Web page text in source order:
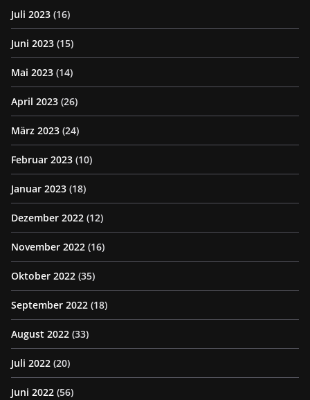
Juli 2023 (16)
Juni 2023 (15)
Mai 2023 (14)
April 2023 (26)
März 2023 (24)
Februar 2023 (10)
Januar 2023 (18)
Dezember 2022 (12)
November 2022 (16)
Oktober 2022 (35)
September 2022 (18)
August 2022 (33)
Juli 2022 (20)
Juni 2022 (56)